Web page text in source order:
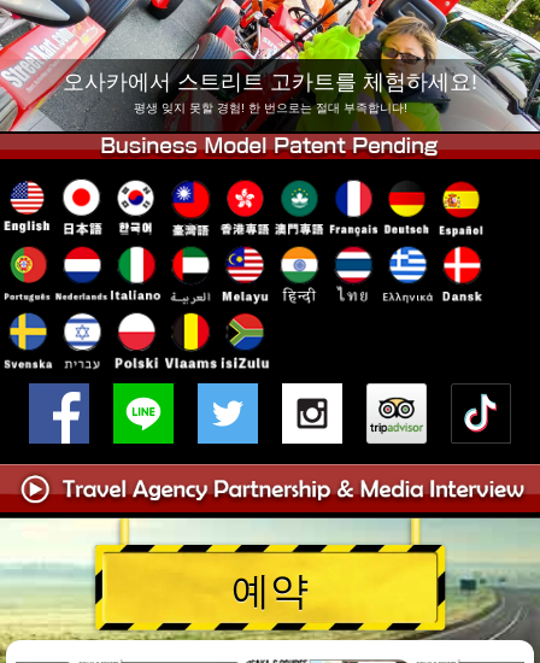
도쿄 아키하바라#2 도쿄 시부야
도쿄 시부야 애넥스 도쿄 베이
도쿄 아사쿠사 오사카
오키나와
오사카에서 스트리트 고카트를 체험하세요!
평생 잊지 못할 경험! 한 번으로는 절대 부족합니다!
예약